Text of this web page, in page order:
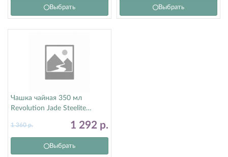
Выбрать Выбрать
Чашка чайная 350 мл
Revolution Jade Steelite
1 292 р.
1 360р.
Выбрать